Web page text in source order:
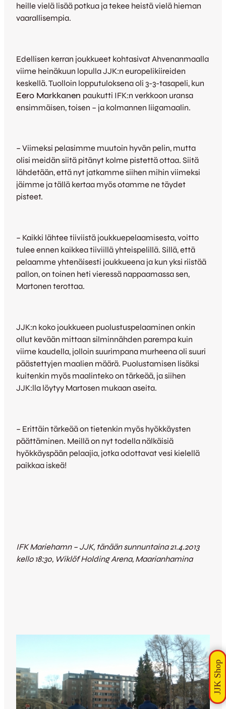
heille vielä lisää potkua ja tekee heistä vielä hieman
vaarallisempia.
Edellisen kerran joukkueet kohtasivat Ahvenanmaalla
viime heinäkuun lopulla JJK:n europelikiireiden
keskellä. Tuolloin lopputuloksena oli 3-3-tasapeli, kun
Eero Markkanen paukutti IFK:n verkkoon uransa
ensimmäisen, toisen – ja kolmannen liigamaalin.
– Viimeksi pelasimme muutoin hyvän pelin, mutta
olisi meidän siitä pitänyt kolme pistettä ottaa. Siitä
lähdetään, että nyt jatkamme siihen mihin viimeksi
jäimme ja tällä kertaa myös otamme ne täydet
pisteet.
– Kaikki lähtee tiiviistä joukkuepelaamisesta, voitto
tulee ennen kaikkea tiiviillä yhteispelillä. Sillä, että
pelaamme yhtenäisesti joukkueena ja kun yksi riistää
pallon, on toinen heti vieressä nappaamassa sen,
Martonen terottaa.
JJK:n koko joukkueen puolustuspelaaminen onkin
ollut kevään mittaan silminnähden parempa kuin
viime kaudella, jolloin suurimpana murheena oli suuri
päästettyjen maalien määrä. Puolustamisen lisäksi
kuitenkin myös maalinteko on tärkeää, ja siihen
JJK:lla löytyy Martosen mukaan aseita.
– Erittäin tärkeää on tietenkin myös hyökkäysten
päättäminen. Meillä on nyt todella nälkäisiä
hyökkäyspään pelaajia, jotka odottavat vesi kielellä
paikkaa iskeä!
IFK Mariehamn – JJK, tänään sunnuntaina 21.4.2013
kello 18:30, Wiklöf Holding Arena, Maarianhamina